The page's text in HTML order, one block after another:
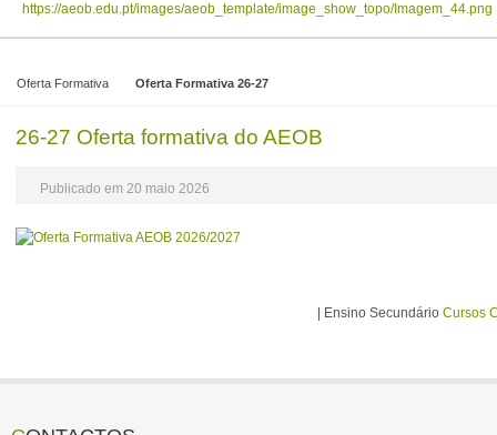
https://aeob.edu.pt/images/aeob_template/image_show_topo/Imagem_44.png
Oferta Formativa Oferta Formativa 26-27
26-27 Oferta formativa do AEOB
Publicado em 20 maio 2026
| Ensino Secundário Cursos